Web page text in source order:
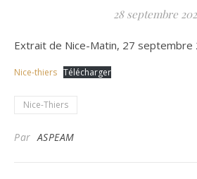
28 septembre
Extrait de Nice-Matin, 27 septembre
Nice-thiers Télécharger
Nice-Thiers
ParASPEAM